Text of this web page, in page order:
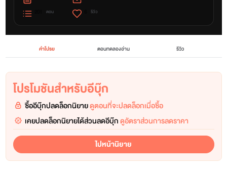
ตอน รีวิว
คำโปรย ตอนทดลองอ่าน รีวิว
โปรโมชันสำหรับอีบุ๊ก
ซื้ออีบุ๊กปลดล็อกนิยายดูตอนที่จะปลดล็อกเมื่อซื้อ
เคยปลดล็อกนิยายได้ส่วนลดอีบุ๊กดูอัตราส่วนการลดราคา
ไปหน้านิยาย